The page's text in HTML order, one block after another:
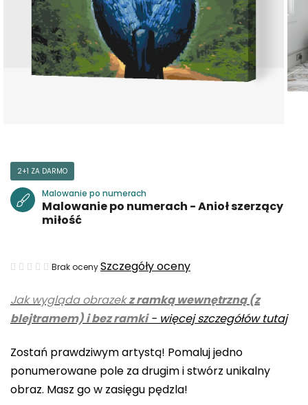
Jak wygląda obrazekz ramką wewnętrzną (z
blejtramem) i bez ramki- więcej szczegółów tutaj
Zostań prawdziwym artystą! Pomaluj jedno
ponumerowane pole za drugim i stwórz unikalny
obraz. Masz go w zasięgu pędzla!
2+1 ZA DARMO
Malowanie po numerach
Malowanie po numerach - Anioł szerzący
miłość
Średnia
produktu
wynosi
na
5
gwiazdek.
Brak ocenySzczegóły oceny